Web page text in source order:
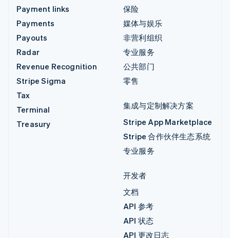
Payment links
Payments
Payouts
Radar
Revenue Recognition
Stripe Sigma
Tax
Terminal
Treasury
保险
媒体与娱乐
非营利组织
专业服务
公共部门
零售
集成与定制解决方案
Stripe App Marketplace
Stripe 合作伙伴生态系统
专业服务
开发者
文档
API 参考
API 状态
API 更改日志